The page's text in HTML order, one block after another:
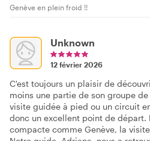
Genève en plein froid !!
Unknown
12 février 2026
C'est toujours un plaisir de
moins une partie de son groupe
visite guidée à pied ou un circuit
donc un excellent point de départ.
compacte comme Genève, la